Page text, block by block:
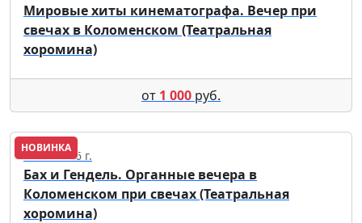
Мировые хиты кинематографа. Вечер при
свечах в Коломенском (Театральная
хоромина)
от 1 000 руб.
НОВИНКА
18.09.2026 г.
Бах и Гендель. Органные вечера в
Коломенском при свечах (Театральная
хоромина)